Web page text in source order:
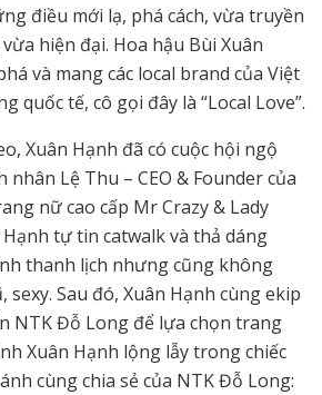
điều mới lạ, phá cách, vừa truyền
hiện đại. Hoa hậu Bùi Xuân
và mang các local brand của Việt
quốc tế, cô gọi đây là “Local Love”.
Xuân Hạnh đã có cuộc hội ngộ
Lệ Thu – CEO & Founder của
nữ cao cấp Mr Crazy & Lady
Hạnh tự tin catwalk và thả dáng
thanh lịch nhưng cũng không
sexy. Sau đó, Xuân Hạnh cùng ekip
NTK Đỗ Long để lựa chọn trang
Xuân Hạnh lộng lẫy trong chiếc
cùng chia sẻ của NTK Đỗ Long: